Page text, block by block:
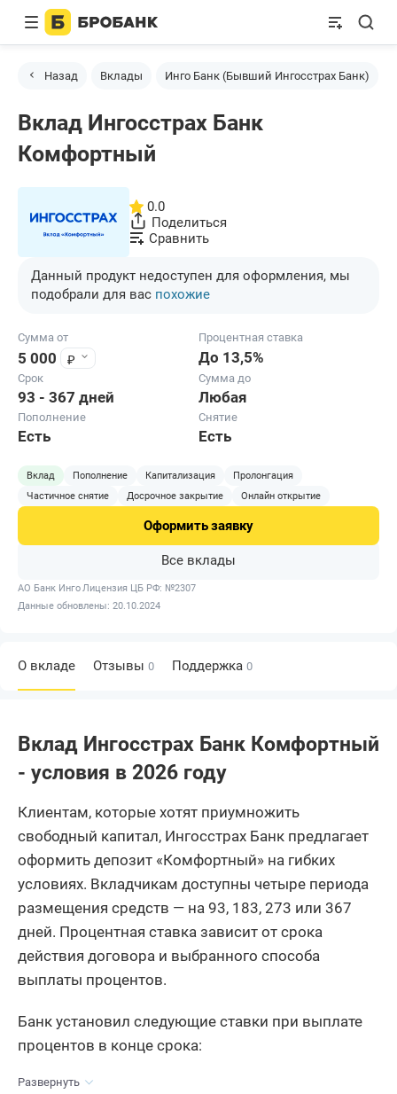
Назад Вклады Инго Банк (Бывший Ингосстрах Банк)
Вклад Ингосстрах Банк
Комфортный
0.0
Поделиться
Сравнить
Данный продукт недоступен для оформления, мы
подобрали для вас похожие
Сумма от
5 000 ₽
Процентная ставка
До 13,5%
Срок
93 - 367 дней
Сумма до
Любая
Пополнение
Есть
Снятие
Есть
Вклад Пополнение Капитализация
Пролонгация
Частичное снятие
Досрочное закрытие Онлайн открытие
Оформитьзаявку
Все вклады
АО Банк ИнгоЛицензия ЦБ РФ: №2307
Данные обновлены: 20.10.2024
О вкладе Отзывы 0 Поддержка 0
Вклад Ингосстрах Банк Комфортный
- условия в 2026 году
Клиентам, которые хотят приумножить
свободный капитал, Ингосстрах Банк предлагает
оформить депозит «Комфортный» на гибких
условиях. Вкладчикам доступны четыре периода
размещения средств — на 93, 183, 273 или 367
дней. Процентная ставка зависит от срока
действия договора и выбранного способа
выплаты процентов.
Банк установил следующие ставки при выплате
процентов в конце срока:
Развернуть